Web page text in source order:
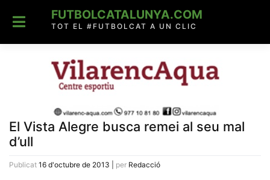
content
FUTBOLCATALUNYA.COM
TOT EL #FUTBOLCAT A UN CLIC
El Vista Alegre busca remei al seu mal
d’ull
Publicat 16 d'octubre de 2013 per Redacció